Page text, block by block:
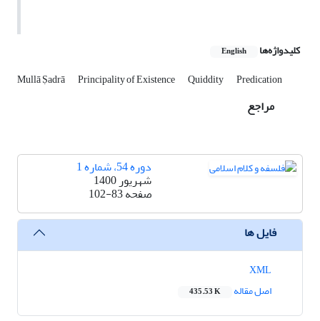
کلیدواژه‌ها English
Mullā Ṣadrā Principality of Existence Quiddity Predication
مراجع
دوره 54، شماره 1
شهریور 1400
صفحه102-83
فایل ها
اصل مقاله
435.53 K